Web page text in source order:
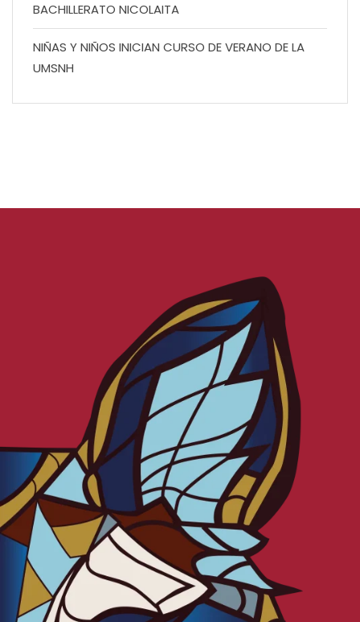
BACHILLERATO NICOLAITA
NIÑAS Y NIÑOS INICIAN CURSO DE VERANO DE LA
UMSNH